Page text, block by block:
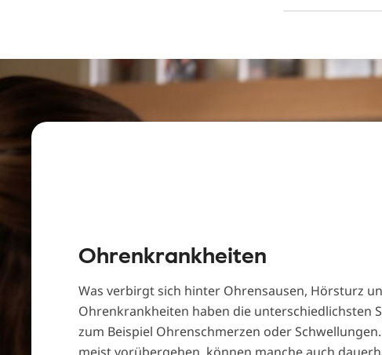
Ohrenkrankheiten
Was verbirgt sich hinter Ohrensausen, Hörsturz
Ohrenkrankheiten haben die unterschiedlichsten
zum Beispiel Ohrenschmerzen oder